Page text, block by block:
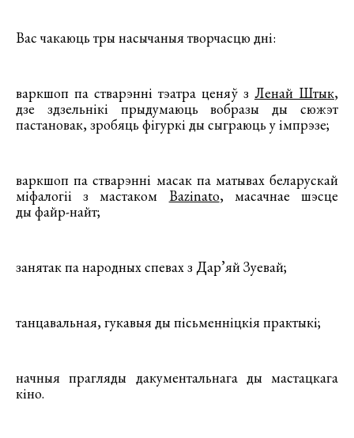
Вас чакаюць тры насычаныя творчасцю дні:
варкшоп па стварэнні тэатра ценяў з Ленай Штык,
дзе здзельнiкi прыдумаюць вобразы ды сюжэт
пастановак, зробяць фiгуркi ды сыграюць у імпрэзе;
варкшоп па стварэнні масак па матывах беларускай
мiфалогii з мастаком Bazinato, масачнае шэсце
ды файр-найт;
занятак па народных спевах з Дар’яй Зуевай;
танцавальная, гукавыя ды пiсьменнiцкiя практыкi;
начныя прагляды дакументальнага ды мастацкага
кiно.